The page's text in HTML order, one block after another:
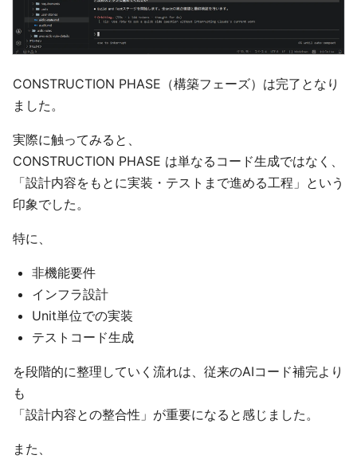
CONSTRUCTION PHASE（構築フェーズ）は完了となり
ました。
実際に触ってみると、
CONSTRUCTION PHASE は単なるコード生成ではなく、
「設計内容をもとに実装・テストまで進める工程」という
印象でした。
特に、
非機能要件
インフラ設計
Unit単位での実装
テストコード生成
を段階的に整理していく流れは、従来のAIコード補完より
も
「設計内容との整合性」が重要になると感じました。
また、